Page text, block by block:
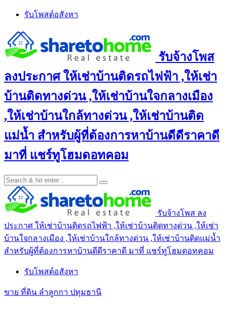
Skip
content
รับโพสต์อสังหา
รับจ้างโพส
ลงประกาศ ให้เช่าบ้านติดรถไฟฟ้า ,ให้เช่า
บ้านติดทางด่วน ,ให้เช่าบ้านใจกลางเมือง
,ให้เช่าบ้านใกล้ทางด่วน ,ให้เช่าบ้านติด
แม่น้ำ สำหรับผู้ที่ต้องการหาบ้านดีดีราคาดี
มาที่ แชร์ทูโฮมดอทคอม
รับจ้างโพส ลง
ประกาศ ให้เช่าบ้านติดรถไฟฟ้า ,ให้เช่าบ้านติดทางด่วน ,ให้เช่า
บ้านใจกลางเมือง ,ให้เช่าบ้านใกล้ทางด่วน ,ให้เช่าบ้านติดแม่น้ำ
สำหรับผู้ที่ต้องการหาบ้านดีดีราคาดี มาที่ แชร์ทูโฮมดอทคอม
รับโพสต์อสังหา
ขาย ที่ดิน ลำลูกกา ปทุมธานี